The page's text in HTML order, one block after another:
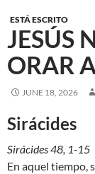
ESTÁ ESCRITO
JESÚS
ORAR
JUNE 18, 2026
Sirácides
Sirácides 48, 1-15
En aquel tiempo,